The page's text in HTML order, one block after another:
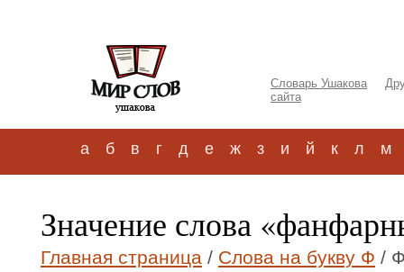
Словарь Ушакова
сайта
а б в г д е ж з и й к л м
Значение слова
Главная страница / Слова на букву Ф /